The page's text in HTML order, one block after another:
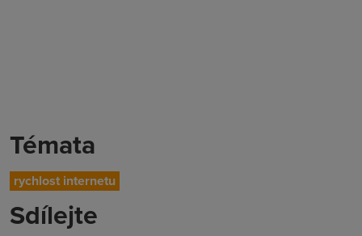
Témata
rychlost internetu
Sdílejte